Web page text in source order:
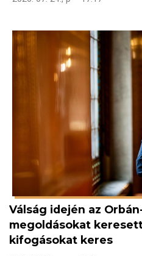
Válság idején az
megoldásokat
kifogásokat keres